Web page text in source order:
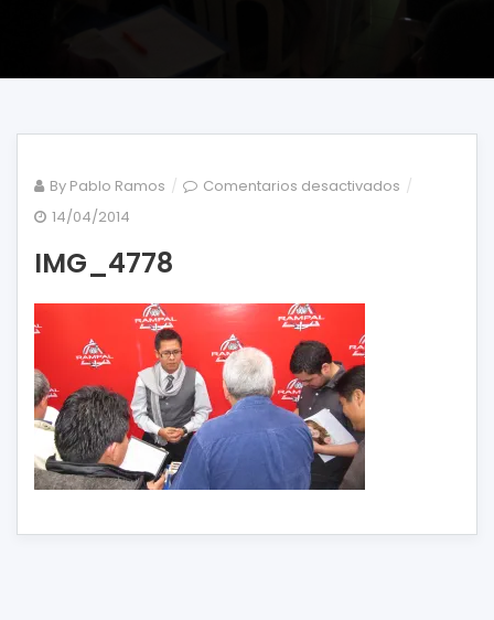
By Pablo Ramos Comentarios desactivados en
14/04/2014
IMG_4778